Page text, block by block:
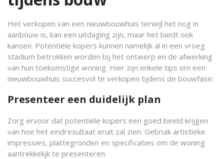
Het verkopen van een nieuwbouwhuis terwijl het nog in
aanbouw is, kan een uitdaging zijn, maar het biedt ook
kansen. Potentiële kopers kunnen namelijk al in een vroeg
stadium betrokken worden bij het ontwerp en de afwerking
van hun toekomstige woning. Hier zijn enkele tips om een
nieuwbouwhuis succesvol te verkopen tijdens de bouwfase:
Presenteer een duidelijk plan
Zorg ervoor dat potentiële kopers een goed beeld krijgen
van hoe het eindresultaat eruit zal zien. Gebruik artistieke
impressies, plattegronden en specificaties om de woning
aantrekkelijk te presenteren.